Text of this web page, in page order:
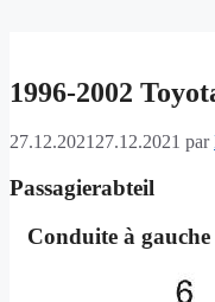
1996-2002
27.12.202127.12.2021 par
Passagierabteil
Conduite à gauche